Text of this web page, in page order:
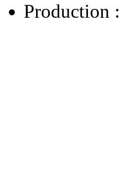
Production :